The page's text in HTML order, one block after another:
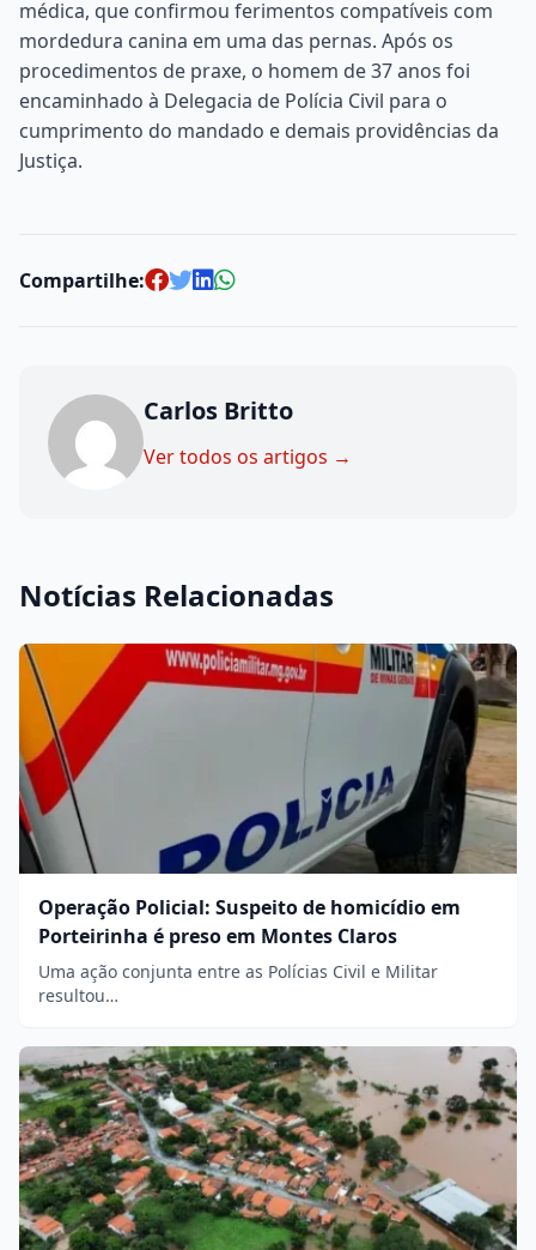
médica, que confirmou ferimentos compatíveis com
mordedura canina em uma das pernas. Após os
procedimentos de praxe, o homem de 37 anos foi
encaminhado à Delegacia de Polícia Civil para o
cumprimento do mandado e demais providências da
Justiça.
Compartilhe:
Carlos Britto
Ver todos os artigos →
Notícias Relacionadas
Operação Policial: Suspeito de homicídio em
Porteirinha é preso em Montes Claros
Uma ação conjunta entre as Polícias Civil e Militar
resultou…